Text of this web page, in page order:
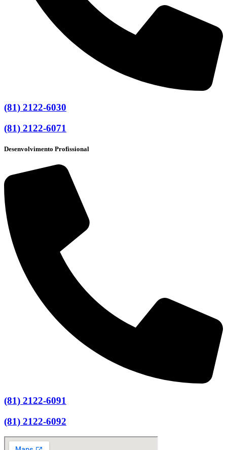
(81) 2122-6030
(81) 2122-6071
Desenvolvimento Profissional
(81) 2122-6091
(81) 2122-6092